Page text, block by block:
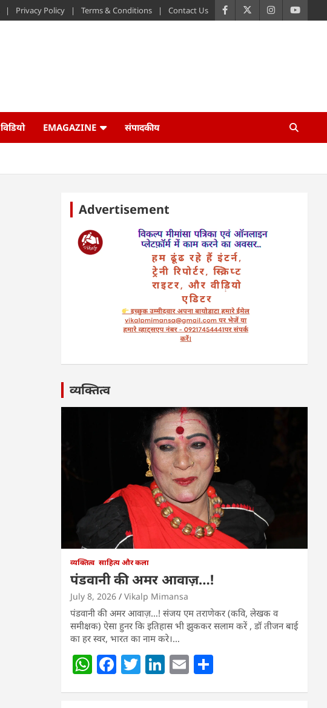
Privacy Policy Terms & Conditions Contact Us
विडियो EMAGAZINE संपादकीय
Advertisement
व्यक्तित्व
व्यक्तित्व साहित्य और कला
पंडवानी की अमर आवाज़…!
July 8, 2026 Vikalp Mimansa
पंडवानी की अमर आवाज़…! संजय एम तराणेकर (कवि, लेखक व
समीक्षक) ऐसा हुनर कि इतिहास भी झुककर सलाम करें , डॉ तीजन बाई
का हर स्वर, भारत का नाम करे।…
W
h
F
a
T
w
Li
n
E
m